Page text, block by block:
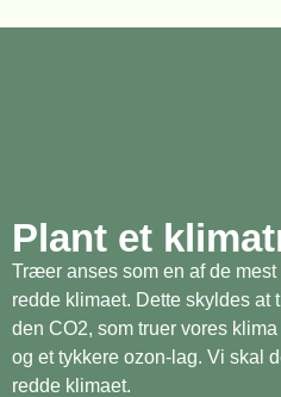
Plant et
Træer anses som en af de
redde klimaet. Dette skyldes
den CO2, som truer vores
og et tykkere ozon-lag. Vi skal
redde klimaet.